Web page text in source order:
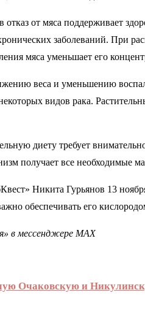
от мяса поддерживает
заболеваний. При
мяса уменьшает его
веса и уменьшению
видов рака.
диету требует
получает все необходимые
Никита Гурьянов 13
обеспечивать его
в мессенджере МАХ
Очаковскую и